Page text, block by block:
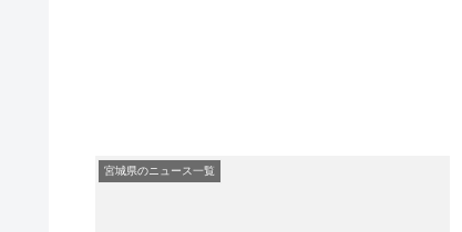
宮城県のニュース一覧